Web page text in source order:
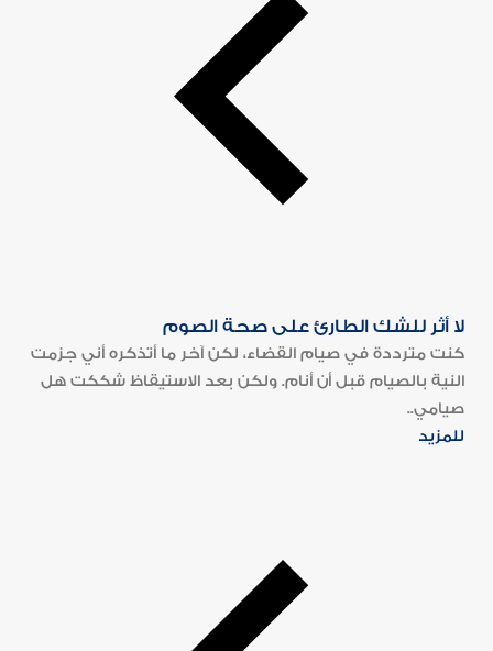
لا أثر للشك الطارئ على صحة الصوم
كنت مترددة في صيام القضاء، لكن آخر ما أتذكره أني جزمت
النية بالصيام قبل أن أنام. ولكن بعد الاستيقاظ شككت هل
صيامي..
للمزيد